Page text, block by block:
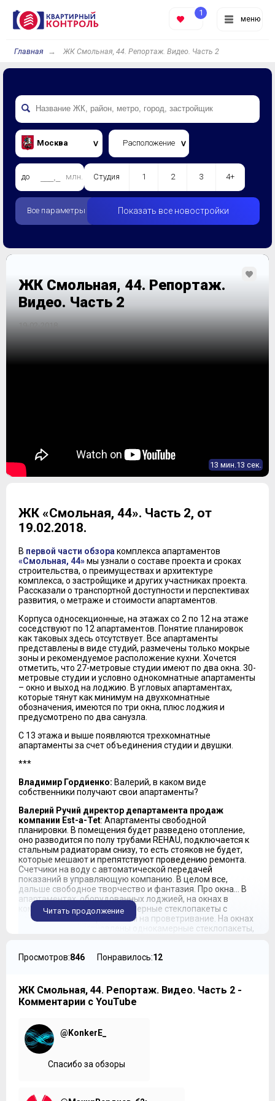
меню
1
Главная ЖК Смольная, 44. Репортаж. Видео. Часть 2
Москва Расположение
до млн. Студия 1 2 3 4+
Все параметры Показать все новостройки
ЖК Смольная, 44. Репортаж.
Видео. Часть 2
13 мин.13 сек.
ЖК «Смольная, 44». Часть 2, от
19.02.2018.
В первой части обзора комплекса апартаментов
«Смольная, 44»мы узнали о составе проекта и сроках
строительства, о преимуществах и архитектуре
комплекса, о застройщике и других участниках проекта.
Рассказали о транспортной доступности и перспективах
развития, о метраже и стоимости апартаментов.
Корпуса односекционные, на этажах со 2 по 12 на этаже
соседствуют по 12 апартаментов. Понятие планировок
как таковых здесь отсутствует. Все апартаменты
представлены в виде студий, размечены только мокрые
зоны и рекомендуемое расположение кухни. Хочется
отметить, что 27-метровые студии имеют по два окна. 30-
метровые студии и условно однокомнатные апартаменты
– окно и выход на лоджию. В угловых апартаментах,
которые тянут как минимум на двухкомнатные
обозначения, имеются по три окна, плюс лоджия и
предусмотрено по два санузла.
С 13 этажа и выше появляются трехкомнатные
апартаменты за счет объединения студии и двушки.
***
Владимир Гордиенко: Валерий, в каком виде
собственники получают свои апартаменты?
Валерий Ручий директор департамента продаж
компании Est-a-Tet: Апартаменты свободной
планировки. В помещения будет разведено отопление,
оно разводится по полу трубами REHAU, подключается к
стальным радиаторам снизу, то есть стояков не будет,
которые мешают и препятствуют проведению ремонта.
Счетчики на воду с автоматической передачей
показаний в управляющую компанию. В целом все,
дальше свободное творчество и фантазия. Про окна… В
апартаментах, оборудованных лоджией, на окнах в
комнатах установят двухкамерные стеклопакеты с
закрыванием и открыванием на проветривание. На окнах
лоджий будут установлены однокамерные стеклопакеты,
достаточно. Что касается закрытия снизу, закрывается
немаловажно, для того, чтобы сохранить эстетику и
фасад, подчеркнуть контрастные цвета, окна выполнены
в темных тонах снаружи и белые изнутри.
Владимир Гордиенко:
дверь?
Валерий Ручий:
для того, чтобы передать помещение.
Читать продолжение
Просмотров:846 Понравилось:12
ЖК Смольная, 44. Репортаж. Видео. Часть 2 -
Комментарии с YouTube
@KonkerE_
Спасибо за обзоры